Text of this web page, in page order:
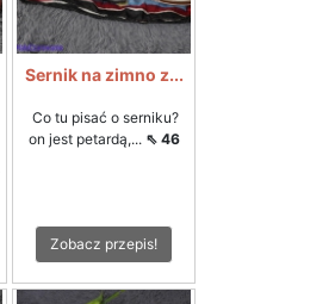
Sernik na zimno z...
Co tu pisać o serniku?
on jest petardą,... ⇖ 46
Zobacz przepis!